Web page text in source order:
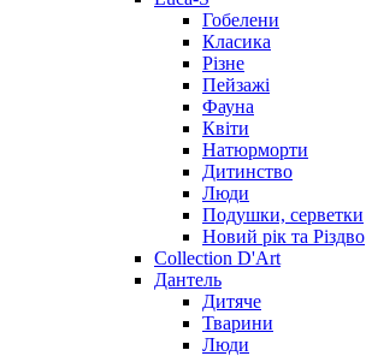
Гобелени
Класика
Різне
Пейзажі
Фауна
Квіти
Натюрморти
Дитинство
Люди
Подушки, серветки
Новий рік та Різдво
Collection D'Art
Дантель
Дитяче
Тварини
Люди